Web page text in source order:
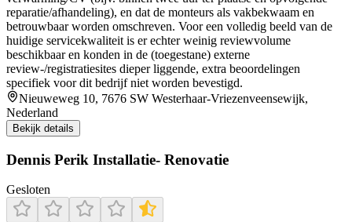
reparatie/afhandeling), en dat de monteurs als vakbekwaam en
betrouwbaar worden omschreven. Voor een volledig beeld van de
huidige servicekwaliteit is er echter weinig reviewvolume
beschikbaar en konden in de (toegestane) externe
review-/registratiesites dieper liggende, extra beoordelingen
specifiek voor dit bedrijf niet worden bevestigd.
Nieuweweg 10, 7676 SW Westerhaar-Vriezenveensewijk,
Nederland
Bekijk details
Dennis Perik Installatie- Renovatie
Gesloten